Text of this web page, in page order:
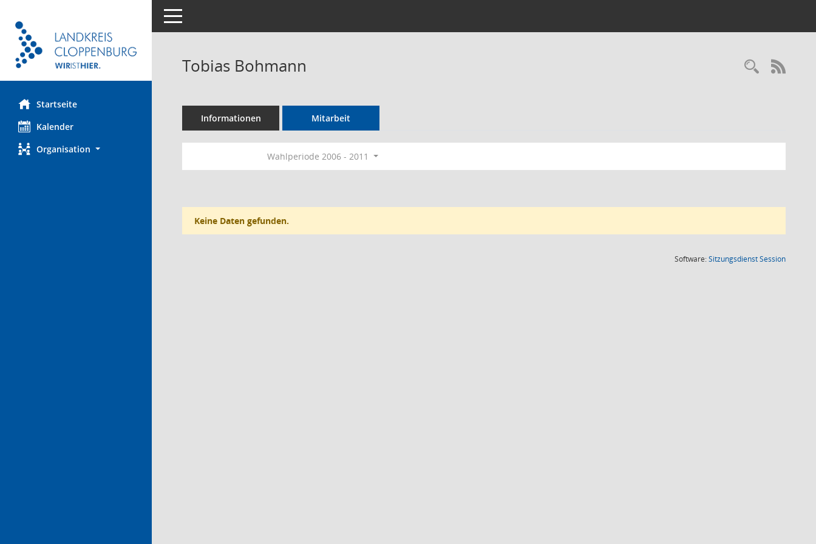
Startseite
Kalender
Organisation
Toggle navigation
Tobias Bohmann
Informationen Mitarbeit
Wahlperiode 2006 - 2011
Keine Daten gefunden.
Software:SitzungsdienstSession(Wird in